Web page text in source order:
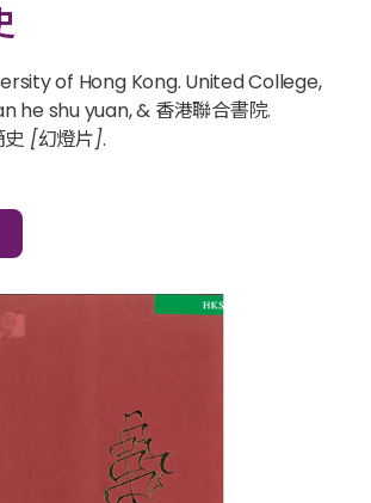
of Hong Kong. United College,
he shu yuan, & 香港聯合書院.
史 [幻燈片].